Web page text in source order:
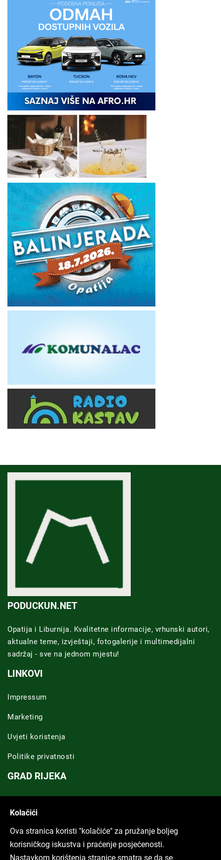
PODUCKUN.NET
Opatija i Liburnija. Kvalitetne informacije, vrhunski autori,
aktualne teme, izvještaji, fotogalerije i multimedijalni
sadržaj - sve na jednom mjestu!
LINKOVI
Impressum
Marketing
Uvjeti koristenja
Politike privatnosti
GRAD RIJEKA
ARHIVA TEKSTOVA
Kolačići
Ova stranica koristi "kolačiće" za pružanje boljeg
korisničkog iskustva i praćenje posjećenosti.
Nastavkom korištenja stranice smatra se da se